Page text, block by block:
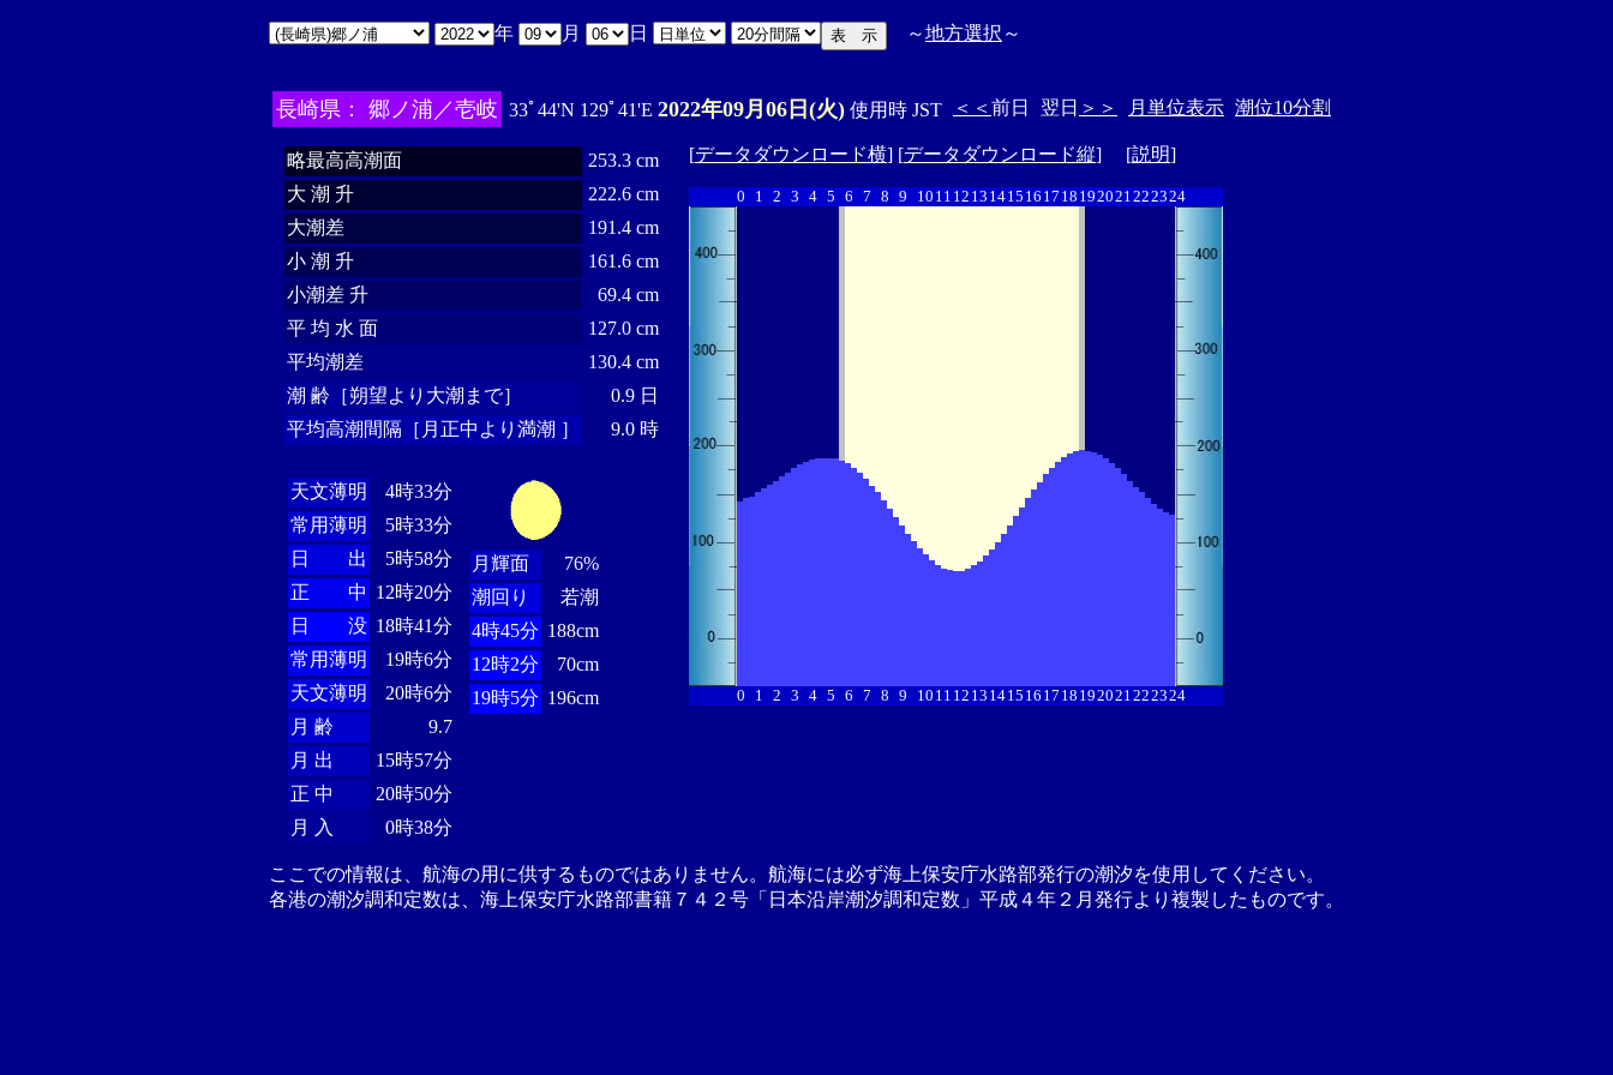
年 月 日 ～地方選択 ～
長崎県： 郷ノ浦／壱岐 33ﾟ44'N 129ﾟ41'E 2022年09月06日(火) 使用時 JST ＜＜ 前日 翌日 ＞＞ 月単位表示 潮位10分割
略最高高潮面
253.3 cm
大 潮 升
222.6 cm
大潮差
191.4 cm
小 潮 升
161.6 cm
小潮差 升
69.4 cm
平 均 水 面
127.0 cm
平均潮差
130.4 cm
潮 齢［朔望より大潮まで］
0.9 日
平均高潮間隔［月正中より満潮 ］
9.0 時
天文薄明
4時33分
常用薄明
5時33分
日 出
5時58分
正 中 12時20分
日 没 18時41分
常用薄明
19時6分
天文薄明
20時6分
月 齢
9.7
月 出
15時57分
正 中
20時50分
月 入
0時38分
月輝面
76%
潮回り
若潮
4時45分 188cm
12時2分
70cm
19時5分 196cm
[データダウンロード横] [データダウンロード縦] [説明]
0 1 2 3 4 5 6 7 8 9 10 11 12 13 1415 16 17 18 192021222324
0 1 2 3 4 5 6 7 8 9 10 11 12 13 1415 16 17 18 192021222324
ここでの情報は、航海の用に供するものではありません。航海には必ず海上保安庁水路部発行の潮汐を使用してください。
各港の潮汐調和定数は、海上保安庁水路部書籍７４２号「日本沿岸潮汐調和定数」平成４年２月発行より複製したものです。